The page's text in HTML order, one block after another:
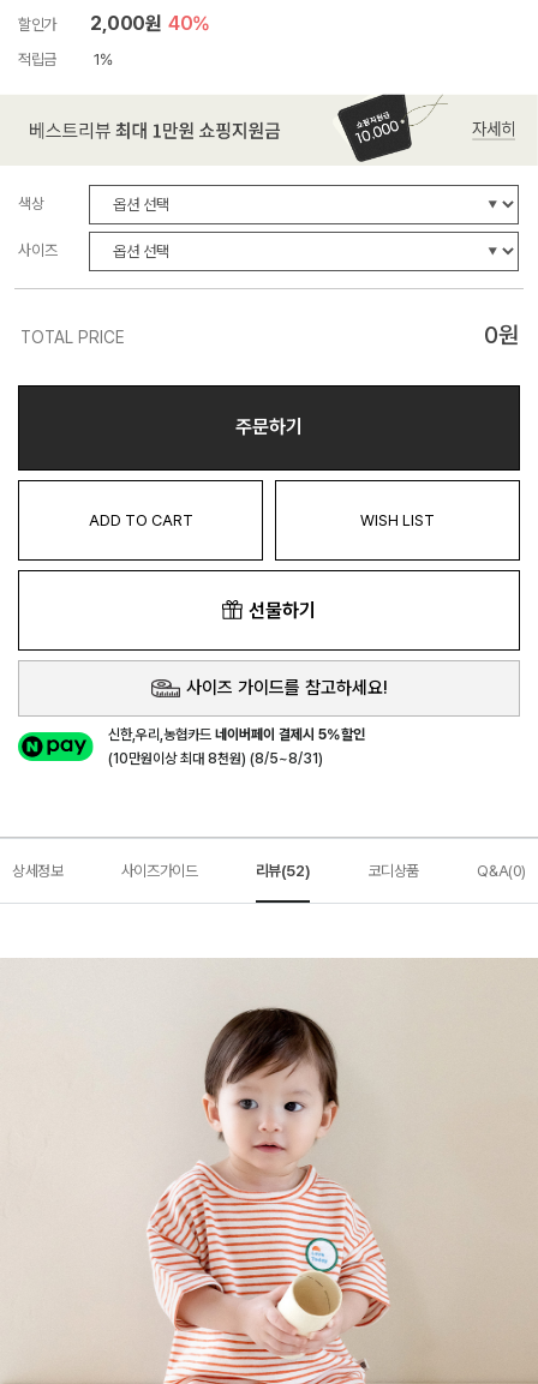
할인가
2,000원 40%
적립금 1%
색상
사이즈
TOTAL PRICE 0원
주문하기
ADD TO CART WISH LIST
선물하기
사이즈 가이드를 참고하세요!
신한,우리,농협카드네이버페이 결제시 5%할인
(10만원이상 최대 8천원) (8/5~8/31)
상세정보 사이즈가이드 리뷰(52) 코디상품 Q&A(0)